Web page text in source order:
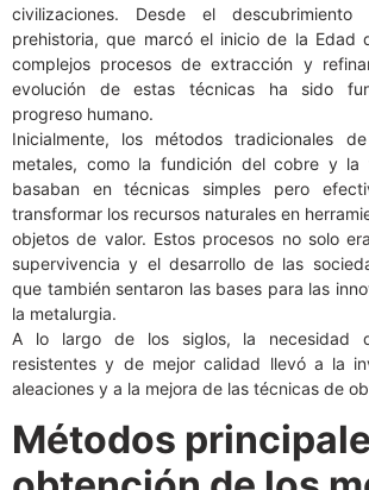
civilizaciones. Desde el
prehistoria, que marcó el inicio de la Edad
complejos procesos de extracción y
evolución de estas técnicas ha sido
progreso humano.
Inicialmente, los métodos tradicionales
metales, como la fundición del cobre y la
basaban en técnicas simples pero
transformar los recursos naturales en
objetos de valor. Estos procesos no solo
supervivencia y el desarrollo de las
que también sentaron las bases para las
la metalurgia.
A lo largo de los siglos, la necesidad
resistentes y de mejor calidad llevó a la
aleaciones y a la mejora de las técnicas de
Métodos